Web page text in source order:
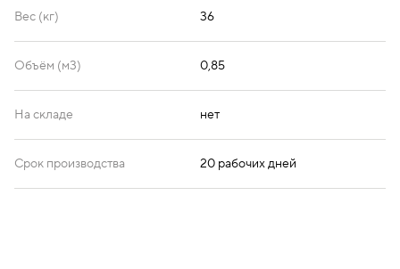
Вес (кг) 36
Объём (м3) 0,85
На складе нет
Срок производства 20 рабочих дней